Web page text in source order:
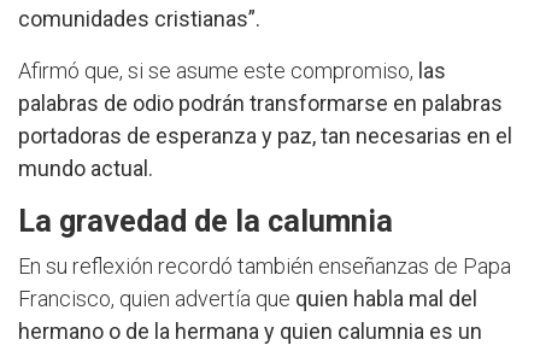
comunidades cristianas”.
Afirmó que, si se asume este compromiso, las
palabras de odio podrán transformarse en palabras
portadoras de esperanza y paz, tan necesarias en el
mundo actual.
La gravedad de la calumnia
En su reflexión recordó también enseñanzas de Papa
Francisco, quien advertía que quien habla mal del
hermano o de la hermana y quien calumnia es un